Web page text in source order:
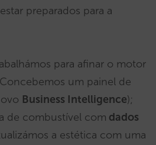
preparados para a
para afinar o motor
um painel de
Business Intelligence);
de combustível com dados
a estética com uma